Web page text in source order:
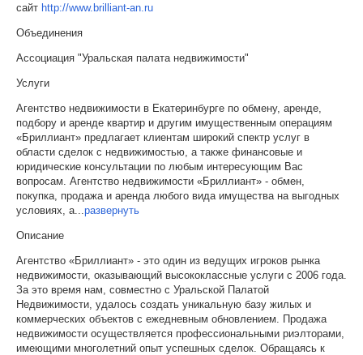
сайт http://www.brilliant-an.ru
Объединения
Ассоциация "Уральская палата недвижимости"
Услуги
Агентство недвижимости в Екатеринбурге по обмену, аренде,
подбору и аренде квартир и другим имущественным операциям
«Бриллиант» предлагает клиентам широкий спектр услуг в
области сделок с недвижимостью, а также финансовые и
юридические консультации по любым интересующим Вас
вопросам. Агентство недвижимости «Бриллиант» - обмен,
покупка, продажа и аренда любого вида имущества на выгодных
условиях, а
развернуть
Описание
Агентство «Бриллиант» - это один из ведущих игроков рынка
недвижимости, оказывающий высококлассные услуги с 2006 года.
За это время нам, совместно с Уральской Палатой
Недвижимости, удалось создать уникальную базу жилых и
коммерческих объектов с ежедневным обновлением. Продажа
недвижимости осуществляется профессиональными риэлторами,
имеющими многолетний опыт успешных сделок. Обращаясь к